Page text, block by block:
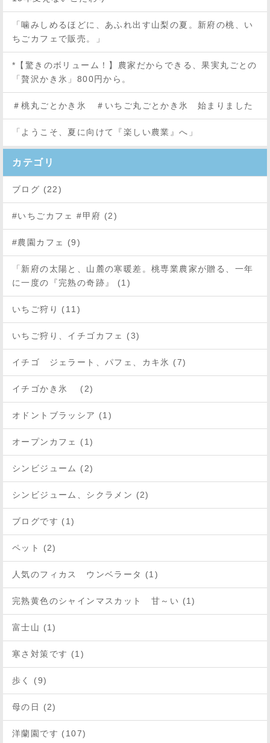
「噛みしめるほどに、あふれ出す山梨の夏。新府の桃、い
ちごカフェで販売。」
*【驚きのボリューム！】農家だからできる、果実丸ごとの
「贅沢かき氷」800円から。
＃桃丸ごとかき氷 ＃いちご丸ごとかき氷 始まりました
「ようこそ、夏に向けて『楽しい農業』へ」
カテゴリ
ブログ (22)
#いちごカフェ #甲府 (2)
#農園カフェ (9)
「新府の太陽と、山麓の寒暖差。桃専業農家が贈る、一年
に一度の『完熟の奇跡』 (1)
いちご狩り (11)
いちご狩り、イチゴカフェ (3)
イチゴ ジェラート、パフェ、カキ氷 (7)
イチゴかき氷 (2)
オドントブラッシア (1)
オープンカフェ (1)
シンビジューム (2)
シンビジューム、シクラメン (2)
ブログです (1)
ペット (2)
人気のフィカス ウンベラータ (1)
完熟黄色のシャインマスカット 甘～い (1)
富士山 (1)
寒さ対策です (1)
歩く (9)
母の日 (2)
洋蘭園です (107)